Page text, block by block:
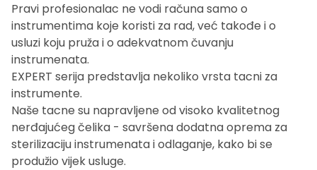
Pravi profesionalac ne vodi računa samo o
instrumentima koje koristi za rad, već takođe i o
usluzi koju pruža i o adekvatnom čuvanju
instrumenata.
EXPERT serija predstavlja nekoliko vrsta tacni za
instrumente.
Naše tacne su napravljene od visoko kvalitetnog
nerđajućeg čelika - savršena dodatna oprema za
sterilizaciju instrumenata i odlaganje, kako bi se
produžio vijek usluge.